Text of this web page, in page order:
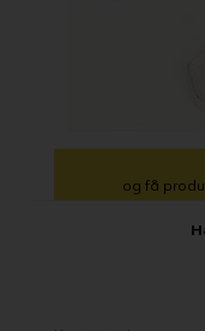
og få